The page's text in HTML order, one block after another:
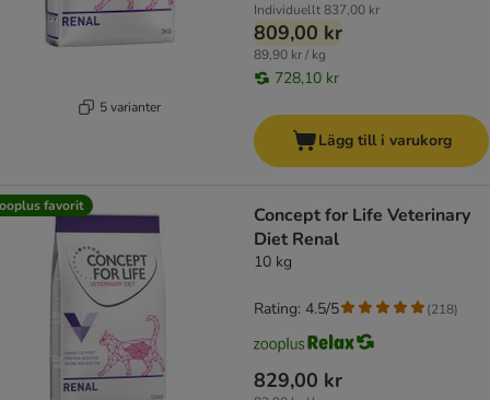
5 varianter
Individuellt837,00 kr
809,00 kr
89,90 kr / kg
728,10 kr
Lägg till i varukorg
favorit
Concept for Life Veterinary
Diet Renal
10 kg
829,00 kr
Rating: 4.5/5 (218)